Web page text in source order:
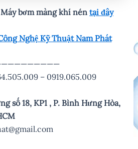
bơm màng khí nén tại đây
Nghệ Kỹ Thuật Nam Phát
– 0919.065.009
số 18, KP1 , P. Bình Hưng Hòa,